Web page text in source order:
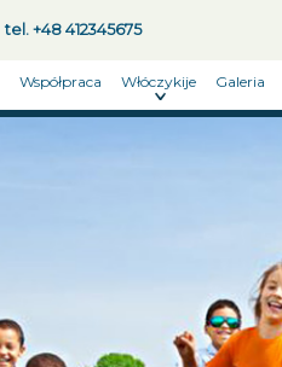
tel. +48 412345675
Współpraca Włóczykije Galeria